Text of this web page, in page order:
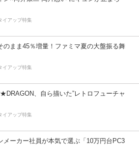
イアップ特集
のまま45％増量！ファミマ夏の大盤振る舞
イアップ特集
、自ら描いた”レトロフューチャ
イアップ特集
メーカー社員が本気で選ぶ「10万円台PC3